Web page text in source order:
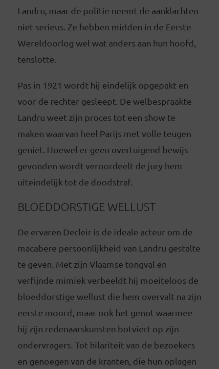
Landru, maar de politie neemt de aanklachten
niet serieus. Ze hebben midden in de Eerste
Wereldoorlog wel wat anders aan hun hoofd,
tenslotte.
Pas in 1921 wordt hij eindelijk opgepakt en
voor de rechter gesleept. De welbespraakte
Landru weet zijn proces tot een show te
maken waarvan heel Parijs met volle teugen
geniet. Hoewel er geen overtuigend bewijs
gevonden wordt veroordeelt de jury hem
uiteindelijk tot de doodstraf.
BLOEDDORSTIGE WELLUST
De ervaren Decleir is de ideale acteur om de
macabere persoonlijkheid van Landru gestalte
te geven. Met zijn Vlaamse tongval en
verfijnde mimiek verbeeldt hij moeiteloos de
bloeddorstige wellust die hem overvalt na zijn
eerste moord, maar ook het genot waarmee
hij zijn redenaarskunsten botviert op zijn
ondervragers. Tot hilariteit van de bezoekers
en genoegen van de kranten, die hun oplagen